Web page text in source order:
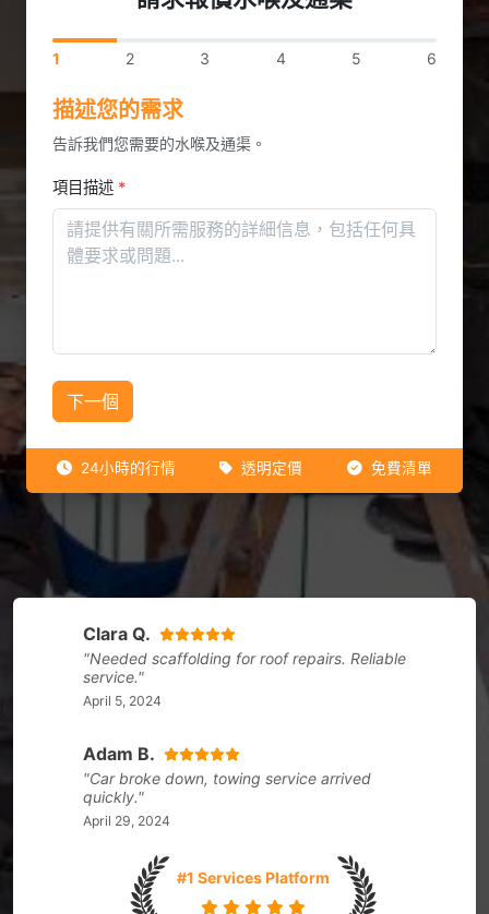
1 2 3 4 5 6
描述您的需求
告訴我們您需要的水喉及通渠。
項目描述 *
下一個
24小時的行情 透明定價 免費清單
Clara Q.
"Needed scaffolding for roof repairs. Reliable
service."
April 5, 2024
Adam B.
"Car broke down, towing service arrived
quickly."
April 29, 2024
#1 Services Platform